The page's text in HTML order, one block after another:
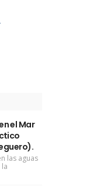
el Mar
las aguas